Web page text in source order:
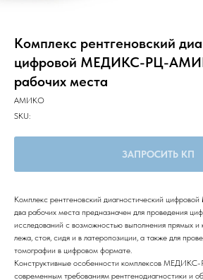
Комплекс рентгеновский
цифровой МЕДИКС-РЦ-
рабочих места
АМИКО
SKU:
ЗАПРОСИТЬ КП
Комплекс рентгеновский диагностический цифровой
два рабочих места предназначен для проведения
исследований с возможностью выполнения прямых и
лежа, стоя, сидя и в латеропозиции, а также для
томографии в цифровом формате.
Конструктивные особенности комплексов
современным требованиям рентгенодиагностики и